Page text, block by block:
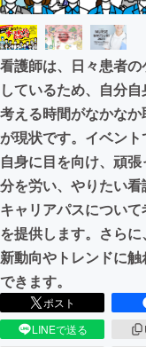
ビジネス
まちづく
CAMPFIRE
CAMPFIRE
看護師は、⽇々患者
しているため、⾃分
考える時間がなかな
が現状です。イベン
⾃⾝に⽬を向け、頑張
分を労い、やりたい
キャリアパスについ
を提供します。さら
新動向やトレンドに
できます。
ポスト
LINEで送る